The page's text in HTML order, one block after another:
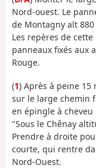
Nord-ouest. Le
de Montagny alt
Les repères de
panneaux fixés aux
Rouge.
(1) Après à peine
sur le large chemin
en épingle à
"Sous le Chênay
Prendre à droite
courte, qui rentre
Nord-Ouest.